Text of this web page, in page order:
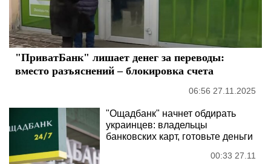
"ПриватБанк" лишает денег за переводы:
вместо разъяснений – блокировка счета
06:56 27.11.2025
"Ощадбанк" начнет обдирать
украинцев: владельцы
банковских карт, готовьте деньги
00:33 27.11